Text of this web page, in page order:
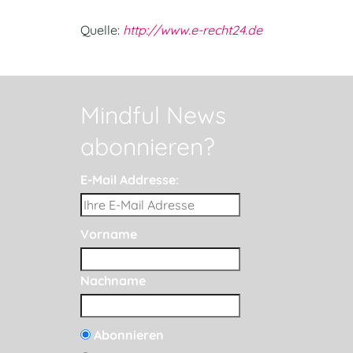
Quelle: http://www.e-recht24.de
Mindful News
abonnieren?
E-Mail Addresse:
Vorname
Nachname
Abonnieren